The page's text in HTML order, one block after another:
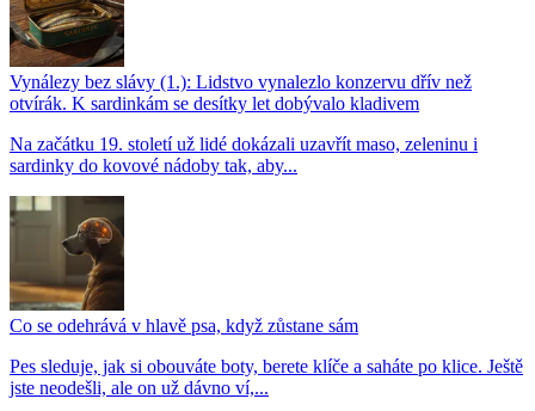
Vynálezy bez slávy (1.): Lidstvo vynalezlo konzervu dřív než
otvírák. K sardinkám se desítky let dobývalo kladivem
Na začátku 19. století už lidé dokázali uzavřít maso, zeleninu i
sardinky do kovové nádoby tak, aby...
Co se odehrává v hlavě psa, když zůstane sám
Pes sleduje, jak si obouváte boty, berete klíče a saháte po klice. Ještě
jste neodešli, ale on už dávno ví,...